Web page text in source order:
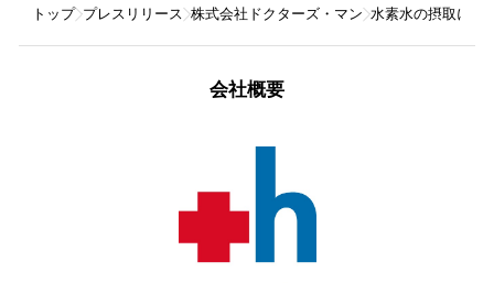
トップ プレスリリース 株式会社ドクターズ・マン 水素水の摂取によ
会社概要